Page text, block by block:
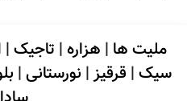
ملیت ها | هزاره| تاجیک|
سیک| قرقیز| نورستانی|